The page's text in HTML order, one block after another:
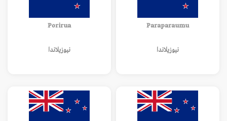
Paraparaumu
نيوزيلاندا
Porirua
نيوزيلاندا